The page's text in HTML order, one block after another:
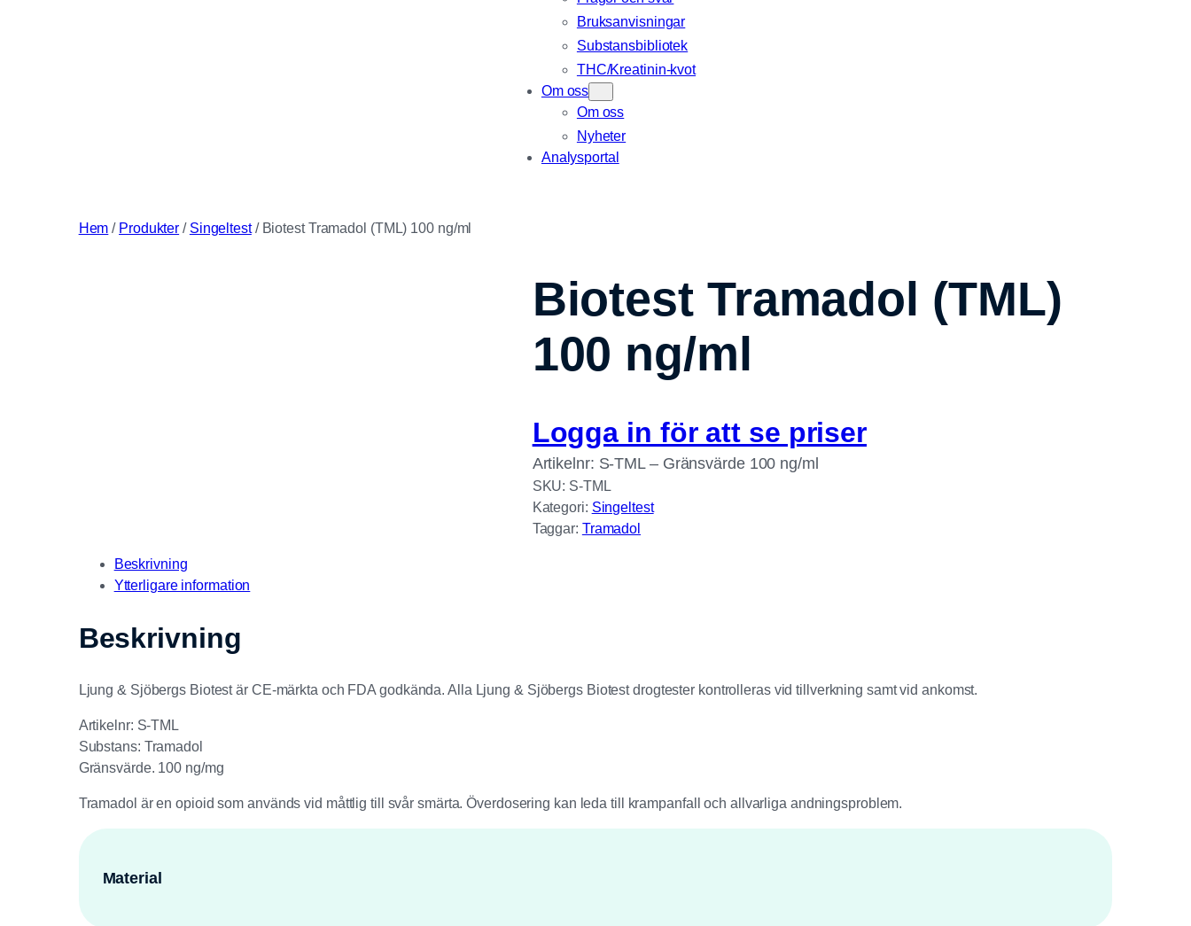
Bruksanvisningar
Substansbibliotek
THC/Kreatinin-kvot
Om oss
Om oss
Nyheter
Analysportal
Hem / Produkter / Singeltest/ Biotest Tramadol (TML) 100 ng/ml
Biotest Tramadol (TML)
100 ng/ml
Logga in för att se priser
Artikelnr: S-TML – Gränsvärde 100 ng/ml
SKU: S-TML
Kategori: Singeltest
Taggar: Tramadol
Beskrivning
Ytterligare information
Beskrivning
Ljung & Sjöbergs Biotest är CE-märkta och FDA godkända. Alla Ljung & Sjöbergs Biotest drogtester kontrolleras vid tillverkning samt vid ankomst.
Artikelnr: S-TML
Substans: Tramadol
Gränsvärde. 100 ng/mg
Tramadol är en opioid som används vid måttlig till svår smärta. Överdosering kan leda till krampanfall och allvarliga andningsproblem.
Material